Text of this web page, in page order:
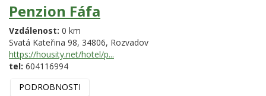
Penzion Fáfa
Vzdálenost: 0 km
Svatá Kateřina 98, 34806, Rozvadov
https://housity.net/hotel/p...
tel: 604116994
PODROBNOSTI